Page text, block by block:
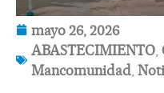
mayo 26, 2026
ABASTECIMIENTO
Mancomunidad